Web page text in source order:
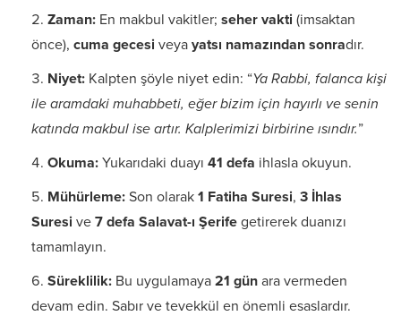
Zaman: En makbul vakitler; seher vakti (imsaktan
önce), cuma gecesi veya yatsı namazından sonradır.
Niyet: Kalpten şöyle niyet edin: “Ya Rabbi, falanca kişi
ile aramdaki muhabbeti, eğer bizim için hayırlı ve senin
katında makbul ise artır. Kalplerimizi birbirine ısındır.”
Okuma: Yukarıdaki duayı 41 defa ihlasla okuyun.
Mühürleme: Son olarak 1 Fatiha Suresi, 3 İhlas
Suresi ve 7 defa Salavat-ı Şerife getirerek duanızı
tamamlayın.
Süreklilik: Bu uygulamaya 21 gün ara vermeden
devam edin. Sabır ve tevekkül en önemli esaslardır.